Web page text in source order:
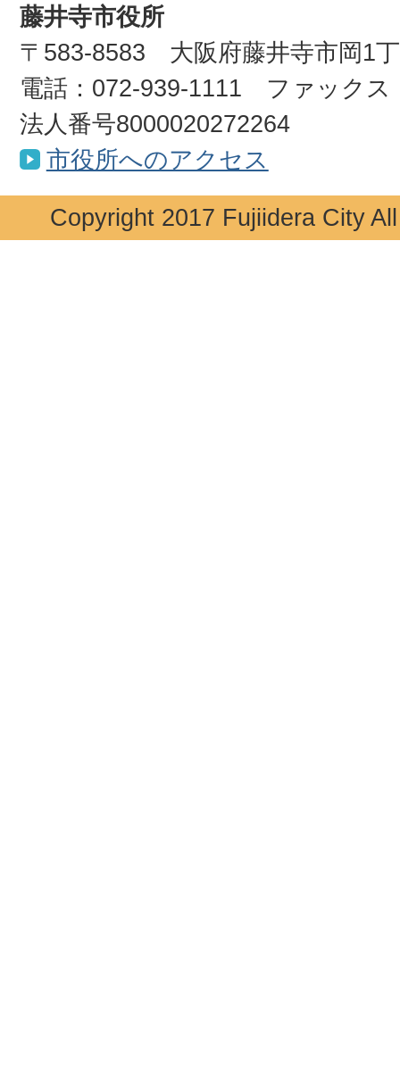
藤井寺市役所
〒583-8583 大阪府藤井寺市岡1
電話：072-939-1111 ファックス
法人番号8000020272264
市役所へのアクセス
Copyright 2017 Fujiidera City